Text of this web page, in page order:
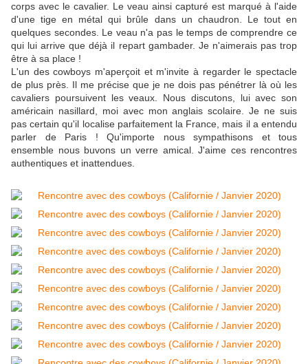
corps avec le cavalier. Le veau ainsi capturé est marqué à l'aide
d'une tige en métal qui brûle dans un chaudron. Le tout en
quelques secondes. Le veau n'a pas le temps de comprendre ce
qui lui arrive que déjà il repart gambader. Je n'aimerais pas trop
être à sa place !
L'un des cowboys m'aperçoit et m'invite à regarder le spectacle
de plus près. Il me précise que je ne dois pas pénétrer là où les
cavaliers poursuivent les veaux. Nous discutons, lui avec son
américain nasillard, moi avec mon anglais scolaire. Je ne suis
pas certain qu'il localise parfaitement la France, mais il a entendu
parler de Paris ! Qu'importe nous sympathisons et tous
ensemble nous buvons un verre amical. J'aime ces rencontres
authentiques et inattendues.